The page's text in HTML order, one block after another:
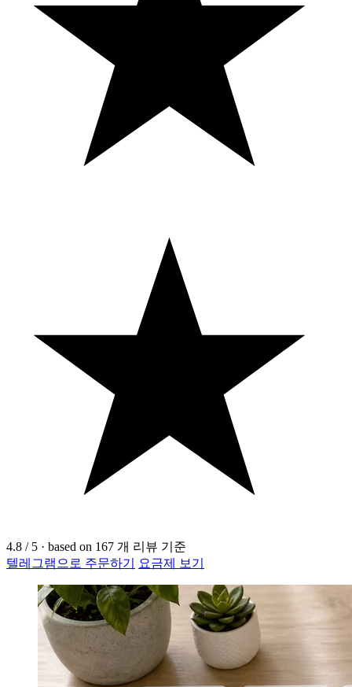
4.8 / 5 · based on 167 개 리뷰 기준
텔레그램으로 주문하기
요금제 보기